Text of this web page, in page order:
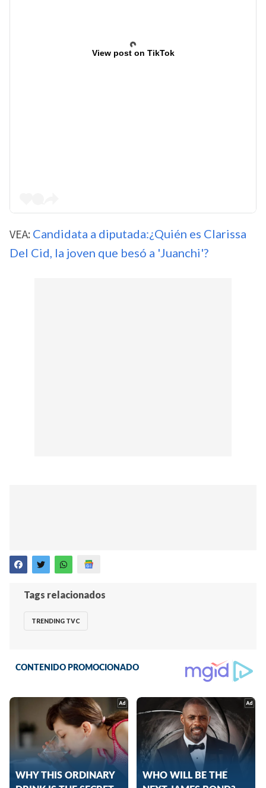
View post on TikTok
VEA: Candidata a diputada:¿Quién es Clarissa
Del Cid, la joven que besó a 'Juanchi'?
Tags relacionados
TRENDING TVC